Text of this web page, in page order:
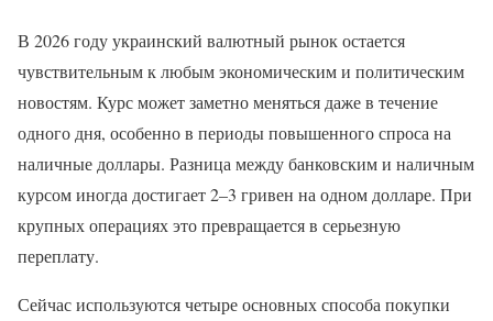
В 2026 году украинский валютный рынок остается
чувствительным к любым экономическим и политическим
новостям. Курс может заметно меняться даже в течение
одного дня, особенно в периоды повышенного спроса на
наличные доллары. Разница между банковским и наличным
курсом иногда достигает 2–3 гривен на одном долларе. При
крупных операциях это превращается в серьезную
переплату.
Сейчас используются четыре основных способа покупки